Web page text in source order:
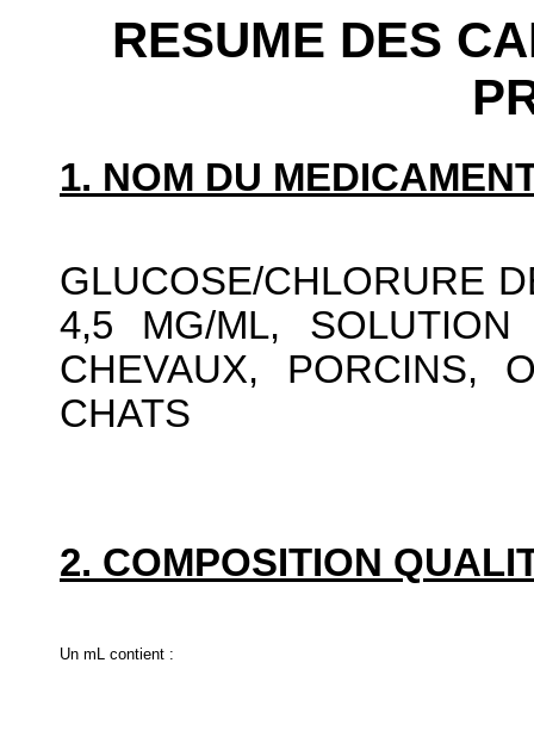
RESUME DES
1. NOM DU
GLUCOSE/CHLORURE
4,5 MG/ML, SOLUTION
CHEVAUX, PORCINS,
CHATS
2. COMPOSITION
Un mL contient :